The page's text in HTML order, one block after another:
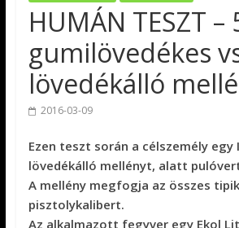
HUMÁN TESZT –
gumilövedékes
lövedékálló
2016-03-09
Ezen teszt során a célszemély egy
lövedékálló mellényt, alatt
A mellény megfogja az összes
pisztolykalibert.
Az alkalmazott fegyver egy Ekol